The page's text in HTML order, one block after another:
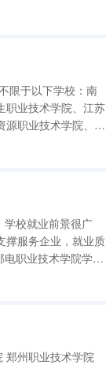
职业技术学院、江苏
源职业技术学院、泰
学校就业前景很广
撑服务企业，就业质
批准成立的公办高